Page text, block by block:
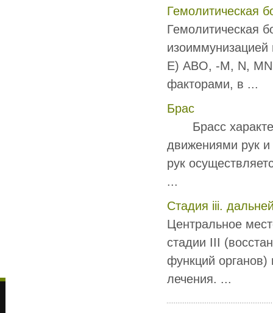
Гемолитическая
Гемолитическая
Е) ABO, -M, N,
факторами, в ...
Брас
Брасс
движениями рук и
рук
...
Стадия iii.
Центральное
стадии III
функций органов)
лечения. ...